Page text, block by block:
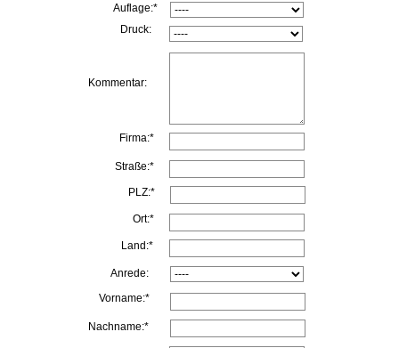
Auflage:*
Druck:
Kommentar:
Firma:*
Straße:*
PLZ:*
Ort:*
Land:*
Vorname:*
Anrede:
Nachname:*